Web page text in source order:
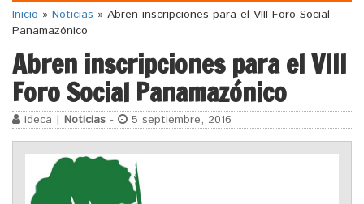
Inicio » Noticias » Abren inscripciones para el VIII Foro Social
Panamazónico
Abren inscripciones para el VIII
Foro Social Panamazónico
ideca | Noticias - 5 septiembre, 2016